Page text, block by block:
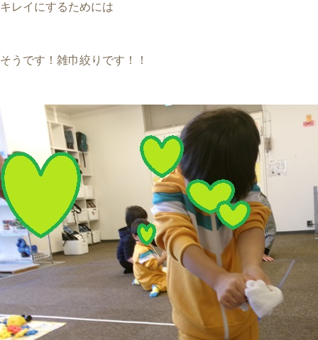
キレイにするためには
そうです！雑巾絞りです！！